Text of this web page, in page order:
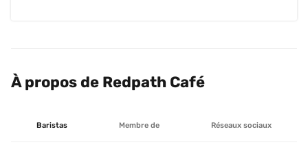
À propos de Redpath Café
Baristas Membre de Réseaux sociaux